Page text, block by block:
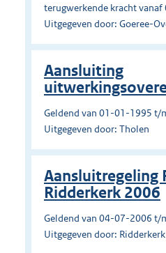
terugwerkende kracht
Uitgegeven door: Goeree-
Aansluiting
Geldend van 01-01-1995 t/
Uitgegeven door: Tholen
Aansluitregeling
Ridderkerk 2006
Geldend van 04-07-2006 t/
Uitgegeven door: Ridderkerk